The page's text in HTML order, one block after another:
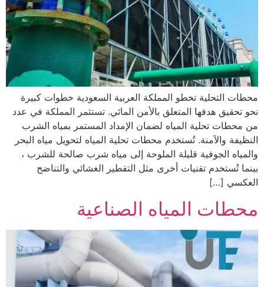
محطات التحلية تخطو المملكة العربية السعودية خطوات كبيرة
نحو تحقيق هدفها المتعلق بالأمن المائي. تستثمر المملكة في عدد
من محطات تحلية المياه لضمان الإمداد المستمر بمياه الشرب
النظيفة والآمنة. تُستخدم محطات تحلية المياه لتحويل مياه البحر
والمياه الجوفية قليلة الملوحة إلى مياه شرب صالحة للشرب ،
بينما تُستخدم تقنيات أخرى مثل التقطير الغشائي والتناضح
العكسي […]
محطات المياه الصناعية